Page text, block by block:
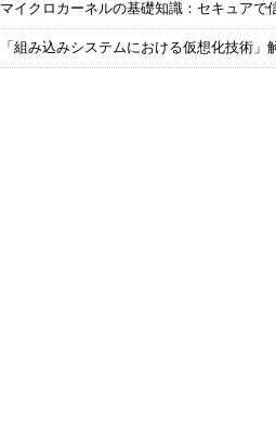
マイクロカーネルの基礎知識：セキュアで
「組み込みシステムにおける仮想化技術